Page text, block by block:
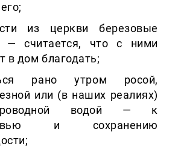
из церкви березовые
— считается, что с ними
в дом благодать;
рано утром росой,
или (в наших реалиях)
водой — к
и сохранению